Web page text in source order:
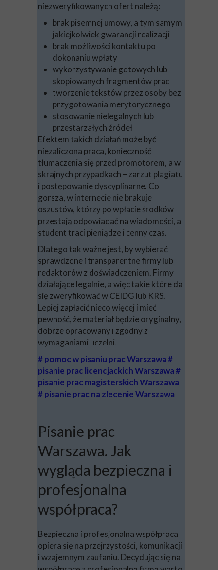
niezweryfikowanych ofert należą:
brak pisemnej umowy, a tym samym
jakiejkolwiek gwarancji realizacji
brak możliwości kontaktu po
dokonaniu wpłaty
wykorzystywanie gotowych lub
skopiowanych fragmentów prac
tworzenie tekstów przez osoby bez
przygotowania merytorycznego
stosowanie nielegalnych lub
przestarzałych źródeł
Efektem takich działań może być
niezaliczona praca, konieczność
tłumaczenia się przed promotorem, a w
skrajnych przypadkach – zarzut plagiatu
i postępowanie dyscyplinarne. Co
gorsza, w internecie nie brakuje
oszustów, którzy po wpłacie środków
przestają odpowiadać na wiadomości, a
student traci pieniądze i cenny czas.
Dlatego tak ważne jest, by wybierać
sprawdzone i transparentne firmy lub
redaktorów z doświadczeniem. Firmy
działające legalnie, a więc takie które da
się zweryfikować w CEIDG lub KRS.
Lepiej zapłacić nieco więcej i mieć
pewność, że materiał będzie oryginalny,
dobrze opracowany i zgodny z
wymaganiami uczelni.
# pomoc w pisaniu prac Warszawa #
pisanie prac licencjackich Warszawa #
pisanie prac magisterskich Warszawa
# pisanie prac na zlecenie Warszawa
Pisanie prac
Warszawa. Jak
wygląda bezpieczna i
profesjonalna
współpraca?
Bezpieczna i profesjonalna współpraca
opiera się na przejrzystości, komunikacji
i wzajemnym zaufaniu. Decydując się na